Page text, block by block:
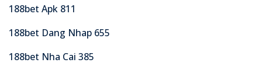
188bet Apk 811
188bet Dang Nhap 655
188bet Nha Cai 385